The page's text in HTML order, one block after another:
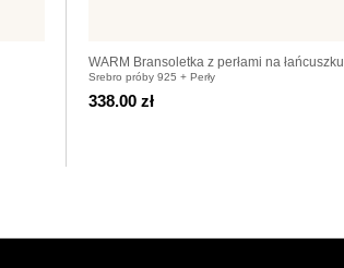
WARM Bransoletka z perłami na łańcuszku
srebrnym
Srebro próby 925 + Perły
338.00 zł